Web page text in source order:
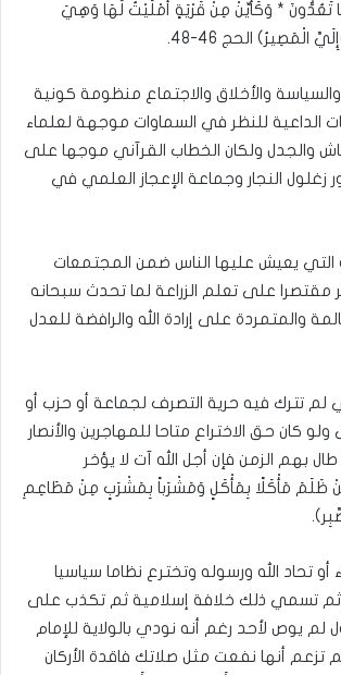
* وَكَأَيِّنْ مِنْ قَرْيَةٍ أَمْلَيْتُ لَهَا وَهِيَ
الحج 46-48.
والأخلاق والاجتماع منظومة كونية
الداعية للنظر في السماوات موجهة لعلماء
والجدل ولكان الخطاب القرآني موجها على
زغلول النجار وجماعة الإعجاز العلمي في
التي يعيش عليها الناس ضمن المجتمعات
مقتصرا على تعلم الزراعة لما تحدث سبحانه
والمتمردة على إرادة الله والرافضة للعدل
لم تترك فيه حرية التصرف لجماعة أو حزب أو
كان حق الاختراع متاحا للمهاجرين والأنصار
بهم الزمن فإن أجل الله آت لا يؤخر
ظَلَمَ مَأْكَلًا بِمَأْكَلٍ وَمَشْرَباً بِمَشْرَبٍ مِنْ مَطَاعِمِ
تحاد الله ورسوله وتخترع نظاما سياسيا
تسمي ذلك خلافة إسلامية ثم تكذب على
لم يوص لأحد رغم أنه نودي بالولاية للإمام
تزعم أنها نفعت مثل صلاتك فاقدة الأركان